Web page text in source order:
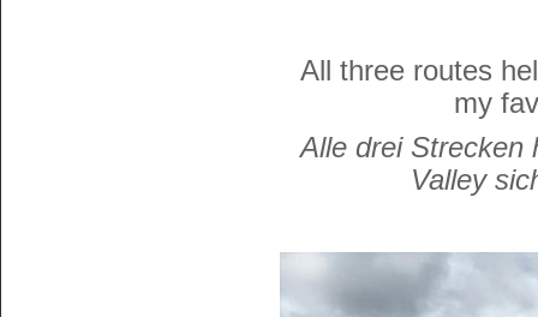
All three routes
my
Alle drei Strecken
Valley